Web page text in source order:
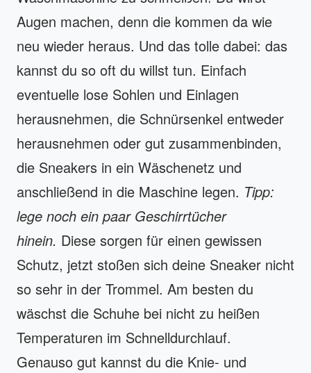
Augen machen, denn die kommen da wie
neu wieder heraus. Und das tolle dabei: das
kannst du so oft du willst tun. Einfach
eventuelle lose Sohlen und Einlagen
herausnehmen, die Schnürsenkel entweder
herausnehmen oder gut zusammenbinden,
die Sneakers in ein Wäschenetz und
anschließend in die Maschine legen. Tipp:
lege noch ein paar Geschirrtücher
hinein. Diese sorgen für einen gewissen
Schutz, jetzt stoßen sich deine Sneaker nicht
so sehr in der Trommel. Am besten du
wäschst die Schuhe bei nicht zu heißen
Temperaturen im Schnelldurchlauf.
Genauso gut kannst du die Knie- und